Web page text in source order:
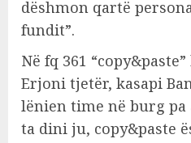
dëshmon qartë
fundit”.
Në fq 361
Erjoni tjetër, kasapi
lënien time në burg pa
ta dini ju, copy&paste